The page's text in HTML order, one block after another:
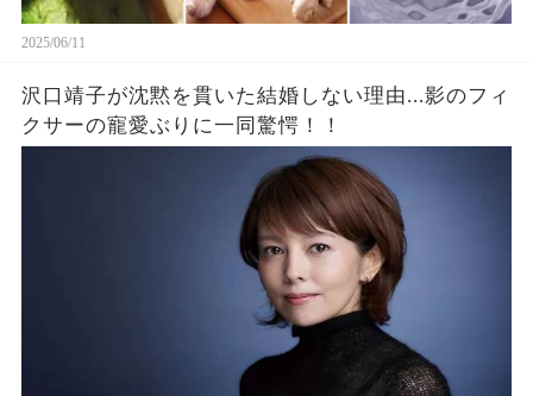
2025/06/11
沢口靖子が沈黙を貫いた結婚しない理由...影のフィ
クサーの寵愛ぶりに一同驚愕！！